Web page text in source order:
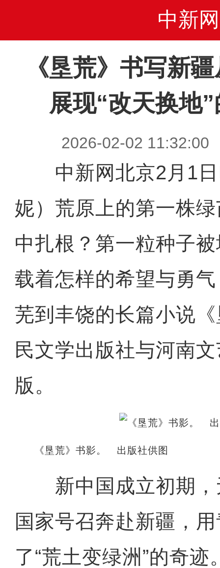
中新网
《垦荒》书写新
展现“改天换地
2026-02-02
中新网北京2月1日
妮）荒原上的第一株
中扎根？第一粒种子
载着怎样的希望与勇
芜到丰饶的长篇小说
民文学出版社与河南
版。
《垦荒》书影。 出版社供图
新中国成立初期，
国家号召奔赴新疆，
了“荒土变绿洲”的奇